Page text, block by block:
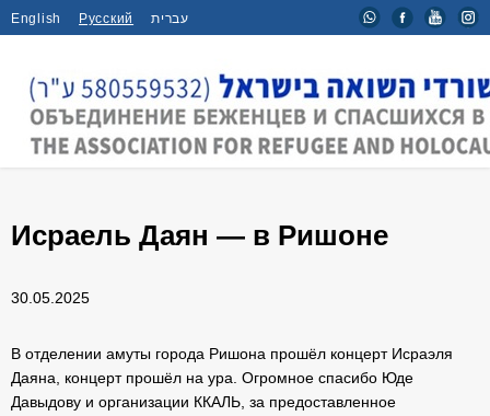
English Русский עברית
Главная / Мероприятия / Исраель Даян — в Ришоне
Исраель Даян — в Ришоне
30.05.2025
В отделении амуты города Ришона прошёл концерт Исраэля
Даяна, концерт прошёл на ура. Огромное спасибо Юде
Давыдову и организации ККАЛЬ, за предоставленное